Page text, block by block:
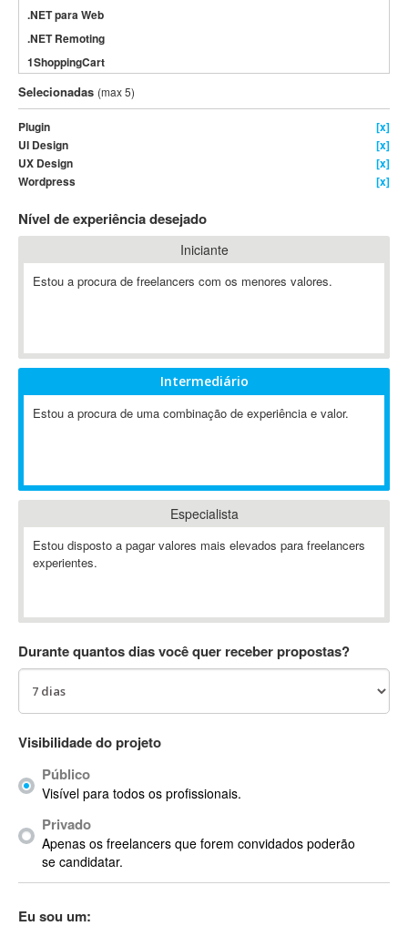
.NET para Web
.NET Remoting
1ShoppingCart
3DS Max
3GSM
4D Dimension
802.11
A&P
A2Billing
Ab Initio
ABIS
AbleCommerce
Ableton
Abstract
Abstract Window Toolkit (AWT)
AC Drives
ACDSee
ACPI
Acrobat X
Acronis
ACT
Actian
Actimize
ActionScript
Active Directory
Selecionadas (max 5)
Plugin
[x]
UI Design
[x]
UX Design
[x]
Wordpress
[x]
Nível de experiência desejado
Iniciante
Estou a procura de freelancers com os menores valores.
Intermediário
Estou a procura de uma combinação de experiência e valor.
Especialista
Estou disposto a pagar valores mais elevados para freelancers
experientes.
Durante quantos dias você quer receber propostas?
Visibilidade do projeto
Público
Visível para todos os profissionais.
Privado
Apenas os freelancers que forem convidados poderão
se candidatar.
Eu sou um: